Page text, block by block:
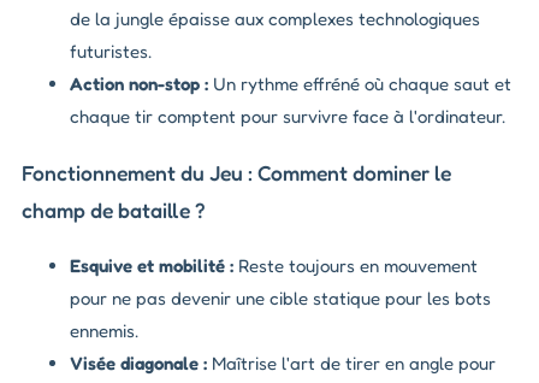
de la jungle épaisse aux complexes technologiques
futuristes.
Action non-stop : Un rythme effréné où chaque saut et
chaque tir comptent pour survivre face à l'ordinateur.
Fonctionnement du Jeu : Comment dominer le
champ de bataille ?
Esquive et mobilité : Reste toujours en mouvement
pour ne pas devenir une cible statique pour les bots
ennemis.
Visée diagonale : Maîtrise l'art de tirer en angle pour